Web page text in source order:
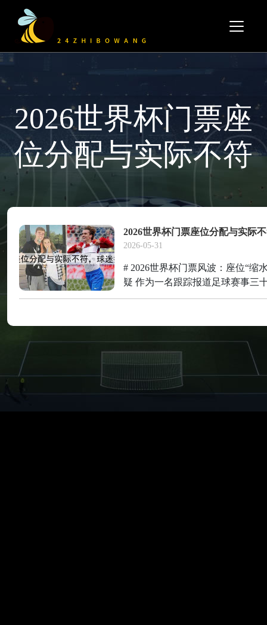
2026世界杯门票座
位分配与实际不符
2026世界杯门票座位分配与实际
2026-05-31
# 2026世界杯门票风波：座位“缩
疑 作为一名跟踪报道足球赛事三
赛场上的争议判罚，也目睹过无